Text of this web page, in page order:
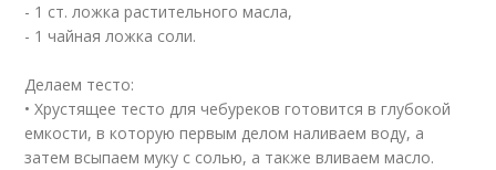
- 1 ст. ложка растительного масла,
- 1 чайная ложка соли.
Делаем тесто:
• Хрустящее тесто для чебуреков готовится в глубокой
емкости, в которую первым делом наливаем воду, а
затем всыпаем муку с солью, а также вливаем масло.